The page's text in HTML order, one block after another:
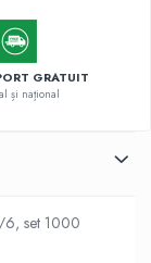
GRATUIT
și național
6, set 1000